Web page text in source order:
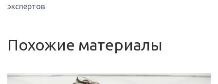
экспертов
Похожие материалы